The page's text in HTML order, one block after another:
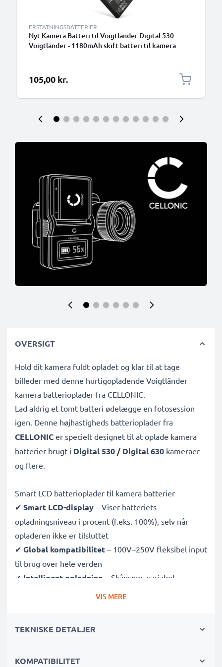
ERSTATNINGSBATTERIER
Nyt Kamera Batteri til Voigtländer Digital 530
Voigtländer - 1180mAh skift batteri til kamera
105,00 kr.
OVERSIGT
Hold dit kamera fuldt opladet og klar til at tage
billeder med denne hurtigopladende Voigtländer
kamera batterioplader fra CELLONIC.
Lad aldrig et tomt batteri ødelægge en fotosession
igen. Denne højhastigheds batterioplader fra
CELLONIC er specielt designet til at oplade kamera
batterier brugt i Digital 530 / Digital 630 kameraer
og flere.
Smart LCD batterioplader til kamera batterier
✔ Smart LCD-display – Viser batteriets
opladningsniveau i procent (f.eks. 100%), selv når
opladeren ikke er tilsluttet
✔ Global kompatibilitet – 100V–250V fleksibel input
til brug over hele verden
✔ Intelligent opladning – Skånsom, variabel
spænding forlænger batteriets levetid
og kortslutning
Kompakt & rejseklar
VIS MERE
TEKNISKE DETALJER
KOMPATIBILITET